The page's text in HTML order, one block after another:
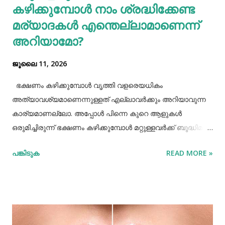
കഴിക്കുമ്പോൾ നാം ശ്രദ്ധിക്കേണ്ട
മര്യാദകൾ എന്തെല്ലാമാണെന്ന്
അറിയാമോ?
ജൂലൈ 11, 2026
ഭക്ഷണം കഴിക്കുമ്പോൾ വൃത്തി വളരെയധികം
അത്യാവശ്യമാണെന്നുള്ളത് എല്ലാവർക്കും അറിയാവുന്ന
കാര്യമാണല്ലോ. അപ്പോൾ പിന്നെ കുറെ ആളുകൾ
ഒരുമിച്ചിരുന്ന് ഭക്ഷണം കഴിക്കുമ്പോൾ മറ്റുള്ളവർക്ക് ബുദ്ധിമുട്ട്
ശ്രദ്ധിക്കേണ്ട ചില കാര്യങ്ങളുണ്ട്. ആദ്യമായി നമ്മൾ
കഴുകി ശുദ്ധിയാക്കേണ്ടതുണ്ട്. അതേപോലെ നമ്മുടെ
പങ്കിടുക READ MORE »